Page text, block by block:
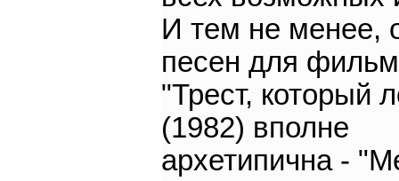
И тем не менее,
песен для
"Трест, который
(1982) вполне
архетипична -